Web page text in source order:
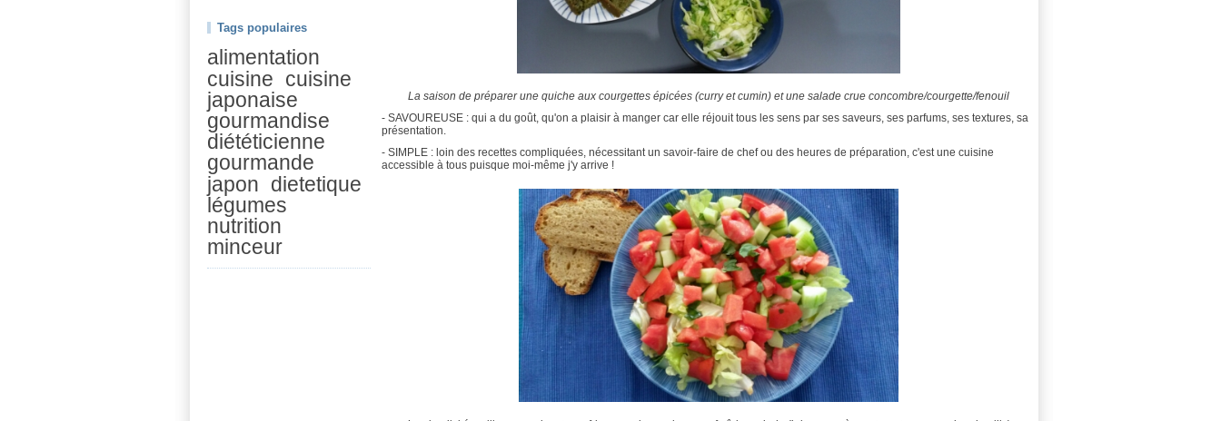
Tags populaires
alimentation
cuisine cuisine
japonaise
gourmandise
diététicienne
gourmande
japon dietetique
légumes
nutrition
minceur
La saison de préparer une quiche aux courgettes épicées (curry et cumin) et une salade crue concombre/courgette/fenouil
- SAVOUREUSE : qui a du goût, qu'on a plaisir à manger car elle réjouit tous les sens par ses saveurs, ses parfums, ses textures, sa
présentation.
- SIMPLE : loin des recettes compliquées, nécessitant un savoir-faire de chef ou des heures de préparation, c'est une cuisine
accessible à tous puisque moi-même j'y arrive !